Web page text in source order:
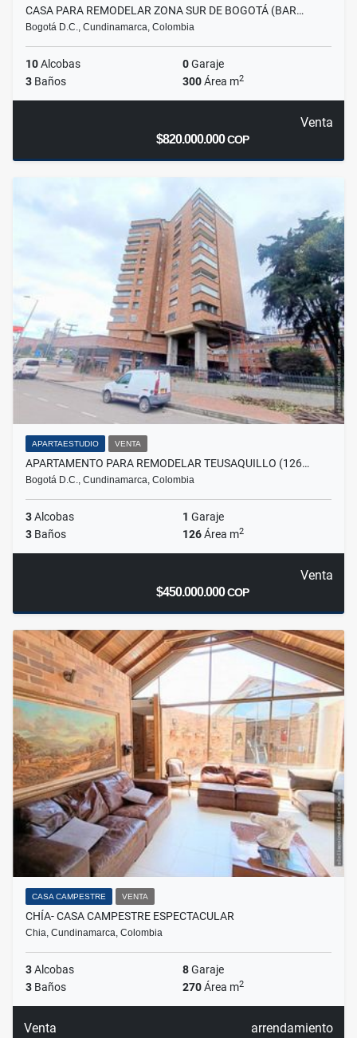
CASA PARA REMODELAR ZONA SUR DE BOGOTÁ (BAR…
Bogotá D.C., Cundinamarca, Colombia
10Alcobas 0Garaje
3 Baños 300Área m2
Venta
$820.000.000COP
APARTAESTUDIO VENTA
APARTAMENTO PARA REMODELAR TEUSAQUILLO (126…
Bogotá D.C., Cundinamarca, Colombia
3Alcobas 1 Garaje
3 Baños 126Área m2
Venta
$450.000.000COP
CASA CAMPESTRE VENTA
CHÍA- CASA CAMPESTRE ESPECTACULAR
Chia, Cundinamarca, Colombia
3Alcobas 8Garaje
3 Baños 270Área m2
Venta arrendamiento